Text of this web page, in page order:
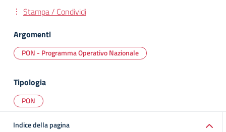
Stampa / Condividi
Argomenti
PON - Programma Operativo Nazionale
Tipologia
PON
Indice della pagina